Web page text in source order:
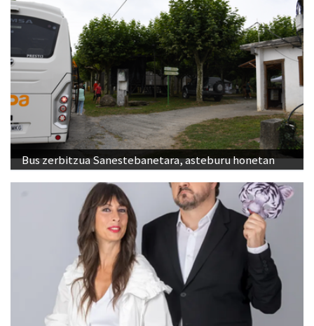
Bus zerbitzua Sanestebanetara, asteburu honetan